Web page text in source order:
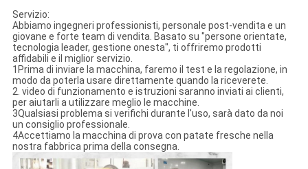
Servizio:
Abbiamo ingegneri professionisti, personale post-vendita e un
giovane e forte team di vendita. Basato su "persone orientate,
tecnologia leader, gestione onesta", ti offriremo prodotti
affidabili e il miglior servizio.
1Prima di inviare la macchina, faremo il test e la regolazione, in
modo da poterla usare direttamente quando la riceverete.
2. video di funzionamento e istruzioni saranno inviati ai clienti,
per aiutarli a utilizzare meglio le macchine.
3Qualsiasi problema si verifichi durante l'uso, sarà dato da noi
un consiglio professionale.
4Accettiamo la macchina di prova con patate fresche nella
nostra fabbrica prima della consegna.